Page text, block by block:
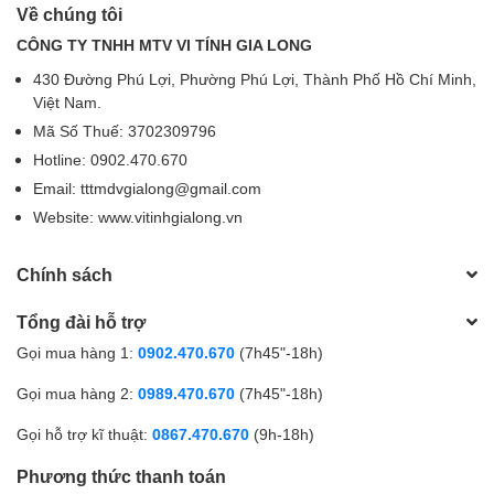
INSULATION
MIN.AVG.THICK
MATERIAL HDPE
TWISTED CORES OD
RIP CORD
SHEATH
Về chúng tôi
CÔNG TY TNHH MTV VI TÍNH GIA LONG
430 Đường Phú Lợi, Phường Phú Lợi, Thành Phố Hồ Chí Minh,
Việt Nam.
Mã Số Thuế: 3702309796
Hotline: 0902.470.670
Email: tttmdvgialong@gmail.com
Website: www.vitinhgialong.vn
Chính sách
Tổng đài hỗ trợ
Gọi mua hàng 1: 0902.470.670 (7h45"-18h)
Gọi mua hàng 2: 0989.470.670 (7h45"-18h)
Gọi hỗ trợ kĩ thuật: 0867.470.670 (9h-18h)
Phương thức thanh toán